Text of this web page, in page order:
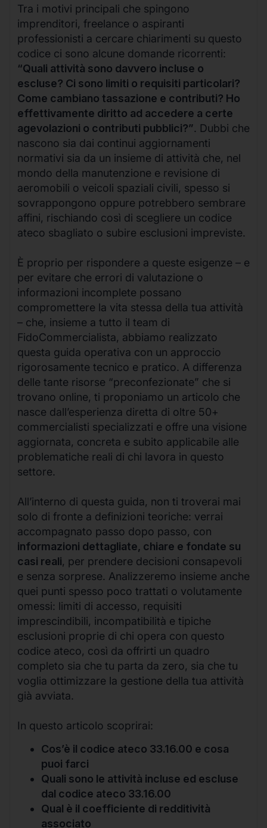
Tra i motivi principali che spingono
imprenditori, freelance o aspiranti
professionisti a cercare chiarimenti su questo
codice ci sono alcune domande ricorrenti:
“Quali attività sono davvero incluse o
escluse? Ci sono limiti o requisiti particolari?
Come cambiano tassazione e contributi? Ho
effettivamente diritto ad accedere a certe
agevolazioni o contributi pubblici?”. Dubbi che
nascono sia dai continui aggiornamenti
normativi sia da un insieme di attività che, nel
mondo della manutenzione e revisione di
aeromobili o veicoli spaziali civili, spesso si
sovrappongono oppure potrebbero sembrare
affini, rischiando così di scegliere un codice
ateco sbagliato o subire esclusioni impreviste.
È proprio per rispondere a queste esigenze – e
per evitare che errori di valutazione o
informazioni incomplete possano
compromettere la vita stessa della tua attività
– che, insieme a tutto il team di
FidoCommercialista, abbiamo realizzato
questa guida operativa con un approccio
rigorosamente tecnico e pratico. A differenza
delle tante risorse “preconfezionate” che si
trovano online, ti proponiamo un articolo che
nasce dall’esperienza diretta di oltre 50+
commercialisti specializzati e offre una visione
aggiornata, concreta e subito applicabile alle
problematiche reali di chi lavora in questo
settore.
All’interno di questa guida, non ti troverai mai
solo di fronte a definizioni teoriche: verrai
accompagnato passo dopo passo, con
informazioni dettagliate, chiare e fondate su
casi reali, per prendere decisioni consapevoli
e senza sorprese. Analizzeremo insieme anche
quei punti spesso poco trattati o volutamente
omessi: limiti di accesso, requisiti
imprescindibili, incompatibilità e tipiche
esclusioni proprie di chi opera con questo
codice ateco, così da offrirti un quadro
completo sia che tu parta da zero, sia che tu
voglia ottimizzare la gestione della tua attività
già avviata.
In questo articolo scoprirai:
Cos’è il codice ateco 33.16.00 e cosa
puoi farci
Quali sono le attività incluse ed escluse
dal codice ateco 33.16.00
Qual è il coefficiente di redditività
associato